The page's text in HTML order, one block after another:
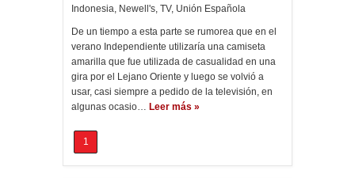
Indonesia, Newell's, TV, Unión Española
De un tiempo a esta parte se rumorea que en el
verano Independiente utilizaría una camiseta
amarilla que fue utilizada de casualidad en una
gira por el Lejano Oriente y luego se volvió a
usar, casi siempre a pedido de la televisión, en
algunas ocasio… Leer más »
1